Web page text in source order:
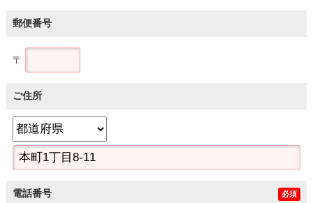
郵便番号
〒
ご住所
電話番号 必須